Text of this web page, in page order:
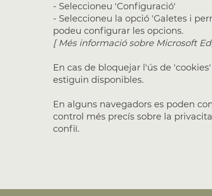
- Seleccioneu 'Configuració'
- Seleccioneu la opció 'Galetes i
podeu configurar les opcions.
[Més informació sobre Microsoft
En cas de bloquejar l'ús de
estiguin disponibles.
En alguns navegadors es poden
control més precís sobre la
confiï.